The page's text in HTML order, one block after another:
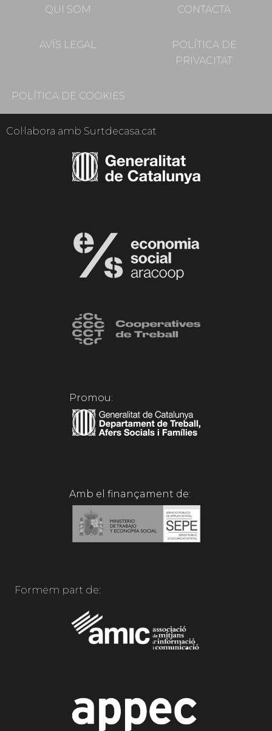
QUI SOM CONTACTA
AVÍS LEGAL
POLÍTICA DE
PRIVACITAT
POLÍTICA DE COOKIES
Col·labora amb Surtdecasa.cat
Promou:
Amb el finançament de:
Formem part de: